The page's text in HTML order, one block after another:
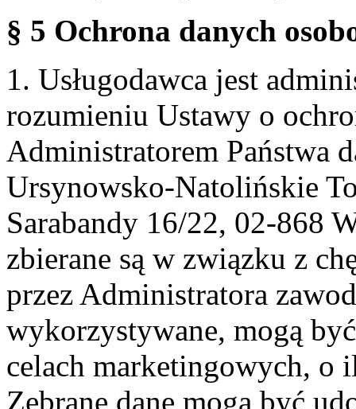
§ 5 Ochrona danych
1. Usługodawca jest
rozumieniu Ustawy o
Administratorem Państwa
Ursynowsko-Natolińskie
Sarabandy 16/22, 02-868
zbierane są w związku z
przez Administratora
wykorzystywane, mogą
celach marketingowych, o
Zebrane dane mogą być